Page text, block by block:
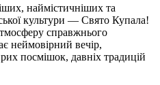
наймістичніших та
культури — Свято Купала!
справжнього
неймовірний вечір,
посмішок, давніх традицій